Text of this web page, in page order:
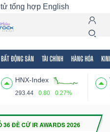
tổng hợp English
BẤT ĐỘNG SẢN TÀI CHÍNH HÀNG HÓA
HNX-Index
293.44 0.80 0.27%
Mã chứng khoán